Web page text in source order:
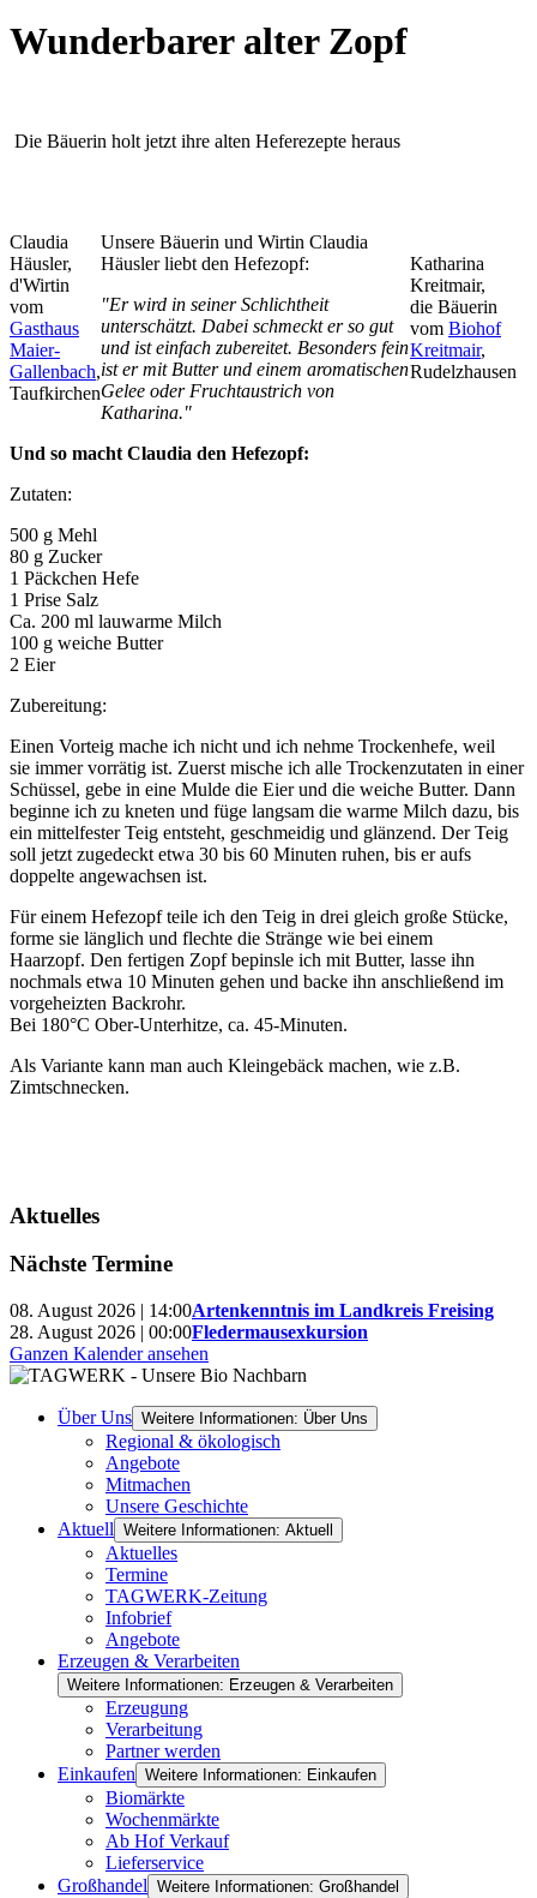
Wunderbarer alter Zopf
Die Bäuerin holt jetzt ihre alten Heferezepte heraus
Claudia
Häusler,
d'Wirtin
vom
Gasthaus
Maier-
Gallenbach,
Taufkirchen
Unsere Bäuerin und Wirtin Claudia
Häusler liebt den Hefezopf:
"Er wird in seiner Schlichtheit
unterschätzt. Dabei schmeckt er so gut
und ist einfach zubereitet. Besonders fein
ist er mit Butter und einem aromatischen
Gelee oder Fruchtaustrich von
Katharina."
Katharina
Kreitmair,
die Bäuerin
vom Biohof
Kreitmair,
Rudelzhausen
Und so macht Claudia den Hefezopf:
Zutaten:
500 g Mehl
80 g Zucker
1 Päckchen Hefe
1 Prise Salz
Ca. 200 ml lauwarme Milch
100 g weiche Butter
2 Eier
Zubereitung:
Einen Vorteig mache ich nicht und ich nehme Trockenhefe, weil
sie immer vorrätig ist. Zuerst mische ich alle Trockenzutaten in einer
Schüssel, gebe in eine Mulde die Eier und die weiche Butter. Dann
beginne ich zu kneten und füge langsam die warme Milch dazu, bis
ein mittelfester Teig entsteht, geschmeidig und glänzend. Der Teig
soll jetzt zugedeckt etwa 30 bis 60 Minuten ruhen, bis er aufs
doppelte angewachsen ist.
Für einem Hefezopf teile ich den Teig in drei gleich große Stücke,
forme sie länglich und flechte die Stränge wie bei einem
Haarzopf. Den fertigen Zopf bepinsle ich mit Butter, lasse ihn
nochmals etwa 10 Minuten gehen und backe ihn anschließend im
vorgeheizten Backrohr.
Bei 180°C Ober-Unterhitze, ca. 45-Minuten.
Als Variante kann man auch Kleingebäck machen, wie z.B.
Zimtschnecken.
Aktuelles
Nächste Termine
08. August 2026 | 14:00Artenkenntnis im Landkreis Freising
28. August 2026 | 00:00Fledermausexkursion
Ganzen Kalender ansehen
Über Uns Weitere Informationen: Über Uns
Regional & ökologisch
Angebote
Mitmachen
Unsere Geschichte
Aktuell Weitere Informationen: Aktuell
Aktuelles
Termine
TAGWERK-Zeitung
Infobrief
Angebote
Erzeugen & Verarbeiten
Weitere Informationen: Erzeugen & Verarbeiten
Erzeugung
Verarbeitung
Partner werden
Einkaufen Weitere Informationen: Einkaufen
Biomärkte
Wochenmärkte
Ab Hof Verkauf
Lieferservice
Großhandel Weitere Informationen: Großhandel